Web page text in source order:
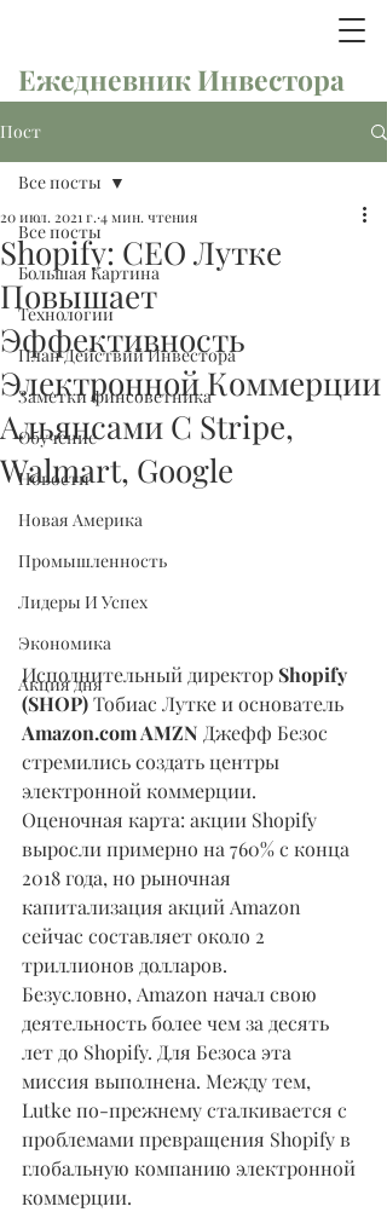
Ежедневник Инвестора
Пост
Все посты
Большая Картина
Технологии
План Действий Инвестора
Заметки финсоветника
Обучение
Новости
Новая Америка
Промышленность
Лидеры И Успех
Экономика
Акция дня
Все посты
Shopify: СЕО Лутке
Повышает
Эффективность
Электронной Коммерции
Альянсами С Stripe,
Walmart, Google
20 июл. 2021 г. 4 мин. чтения
Исполнительный директор Shopify
(SHOP) Тобиас Лутке и основатель
Amazon.com AMZN Джефф Безос
стремились создать центры
электронной коммерции.
Оценочная карта: акции Shopify
выросли примерно на 760% с конца
2018 года, но рыночная
капитализация акций Amazon
сейчас составляет около 2
триллионов долларов.
Безусловно, Amazon начал свою
деятельность более чем за десять
лет до Shopify. Для Безоса эта
миссия выполнена. Между тем,
Lutke по-прежнему сталкивается с
проблемами превращения Shopify в
глобальную компанию электронной
коммерции.